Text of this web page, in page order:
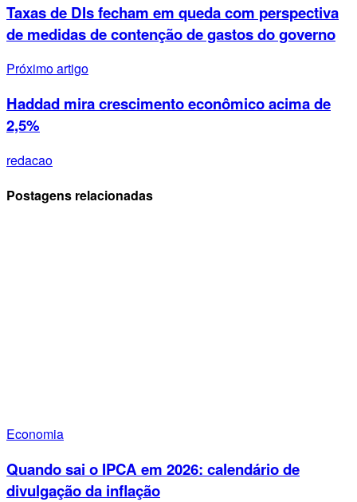
Taxas de DIs fecham em queda com perspectiva
de medidas de contenção de gastos do governo
Próximo artigo
Haddad mira crescimento econômico acima de
2,5%
redacao
Postagens relacionadas
Economia
Quando sai o IPCA em 2026: calendário de
divulgação da inflação